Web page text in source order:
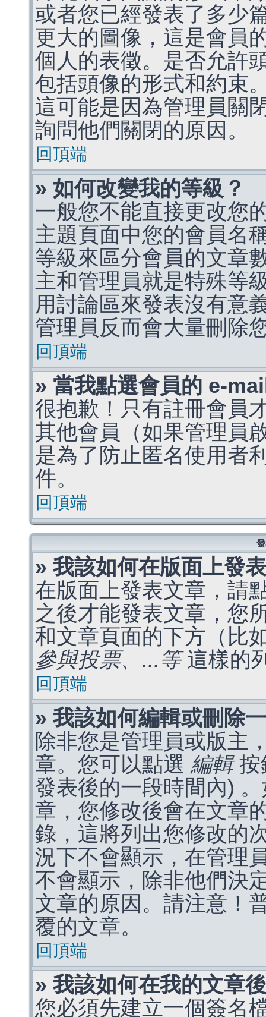
或者您已經發表了多少
更大的圖像，這是會員
個人的表徵。是否允許
包括頭像的形式和約束
這可能是因為管理員關
詢問他們關閉的原因。
回頂端
» 如何改變我的等級？
一般您不能直接更改您
主題頁面中您的會員名
等級來區分會員的文章
主和管理員就是特殊等
用討論區來發表沒有意
管理員反而會大量刪除
回頂端
» 當我點選會員的 e-
很抱歉！只有註冊會員
其他會員（如果管理員
是為了防止匿名使用者
件。
回頂端
» 我該如何在版面上發
在版面上發表文章，請
之後才能發表文章，您
和文章頁面的下方（比
參與投票、...等這樣的
回頂端
» 我該如何編輯或刪除
除非您是管理員或版主
章。您可以點選 編輯按
發表後的一段時間內)
章，您修改後會在文章
錄，這將列出您修改的
況下不會顯示，在管理
不會顯示，除非他們決
文章的原因。請注意！
覆的文章。
回頂端
» 我該如何在我的文章
您必須先建立一個簽名